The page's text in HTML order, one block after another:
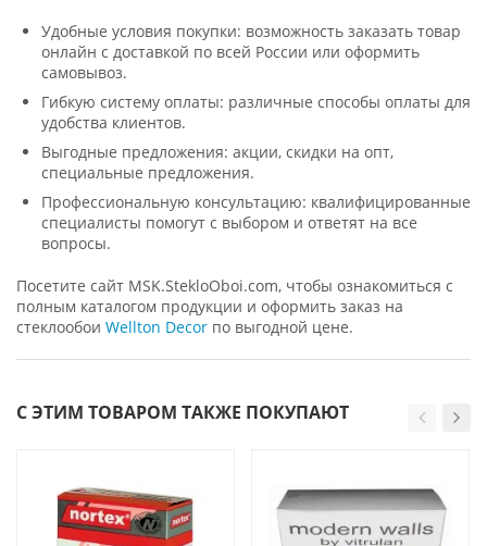
Удобные условия покупки: возможность заказать товар
онлайн с доставкой по всей России или оформить
самовывоз.
Гибкую систему оплаты: различные способы оплаты для
удобства клиентов.
Выгодные предложения: акции, скидки на опт,
специальные предложения.
Профессиональную консультацию: квалифицированные
специалисты помогут с выбором и ответят на все
вопросы.
Посетите сайт MSK.StekloOboi.com, чтобы ознакомиться с
полным каталогом продукции и оформить заказ на
стеклообои Wellton Decor по выгодной цене.
С ЭТИМ ТОВАРОМ ТАКЖЕ ПОКУПАЮТ